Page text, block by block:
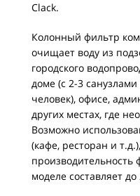
Clack.
Колонный фильтр
очищает воду из
городского
доме (с 2-3
человек), офисе,
других местах, где
Возможно
(кафе, ресторан и
производительность
моделе составляет